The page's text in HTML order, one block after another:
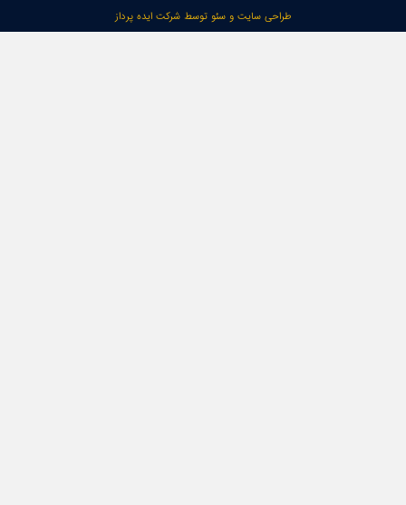
طراحی سایت و سئو توسط شرکت ایده پرداز